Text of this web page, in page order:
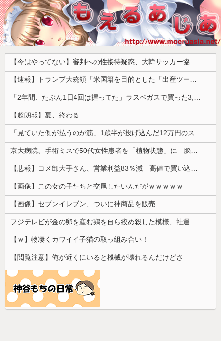
【今はやってない】審判への性接待疑惑、大韓サッカー協会が声明「現在は一切発生していない」「世界中のサッカー界関係者の皆さんにお詫び」
【速報】トランプ大統領「米国籍を目的とした「出産ツーリズム」を禁止する！中国人が子供の国籍目的に出産しに来るのはおかしい！」ｗｗｗｗｗｗｗｗｗｗｗｗｗ
「2年間、たぶん1日4回は握ってた」ラスベガスで買った3,000円のキーホルダーを調べたら
【超朗報】夏、終わる
「見ていた側が払うのが筋」1歳半が投げ込んだ12万円のスマホ、半額提示した母親は冷たい？
京大病院、手術ミスで50代女性患者を「植物状態」に 脳腫瘍摘出手術で腫瘍の無い部位を摘出してしまう
【悲報】コメ卸大手さん、営業利益83％減 高値で買い込んだ米が売れず「損切り祭り」開幕へ
【画像】この女の子たちと交尾したいんだがｗｗｗｗｗ
【画像】セブンイレブン、ついに神商品を販売
フジテレビが金の卵を産む鶏を自ら絞め殺した模様、社運を賭けたドル箱コンテンツが御蔵入りになってしまい……
【ｗ】物凄くカワイイ子猫の取っ組み合い！
【閲覧注意】俺が近くにいると機械が壊れるんだけどさ